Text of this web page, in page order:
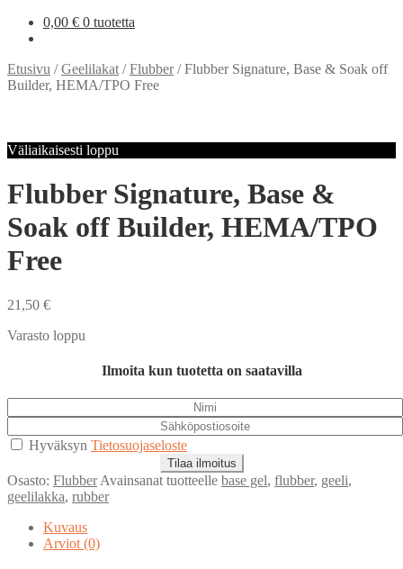
0,00 € 0 tuotetta
Etusivu /Geelilakat /Flubber/Flubber Signature, Base & Soak off
Builder, HEMA/TPO Free
Väliaikaisesti loppu
Flubber Signature, Base &
Soak off Builder, HEMA/TPO
Free
21,50 €
Varasto loppu
Ilmoita kun tuotetta on saatavilla
Hyväksyn Tietosuojaseloste
Tilaa ilmoitus
Osasto: FlubberAvainsanat tuotteelle base gel, flubber, geeli,
geelilakka, rubber
Kuvaus
Arviot (0)